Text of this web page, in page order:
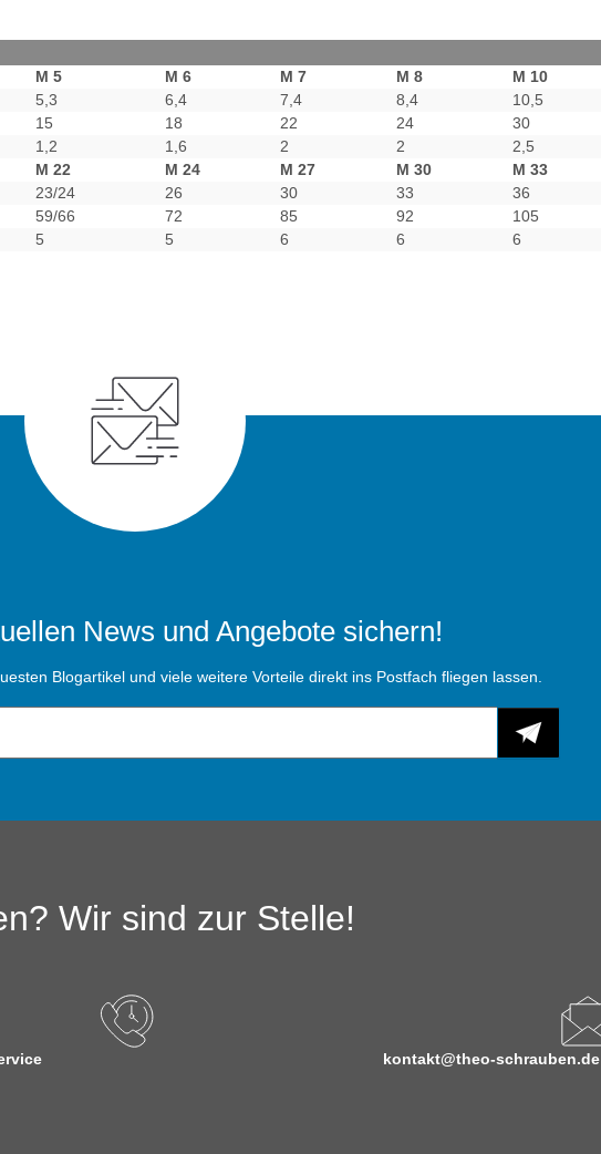
M 5 M 6 M 7 M 8 M 10
5,3 6,4 7,4 8,4 10,5
15 18 22 24 30
1,2 1,6 2 2 2,5
M 22 M 24 M 27 M 30 M 33
23/24 26 30 33 36
59/66 72 85 92 105
5 5 6 6 6
News und Angebote sichern!
Blogartikel und viele weitere Vorteile direkt ins Postfach fliegen lassen.
Wir sind zur Stelle!
kontakt@theo-schrauben.de